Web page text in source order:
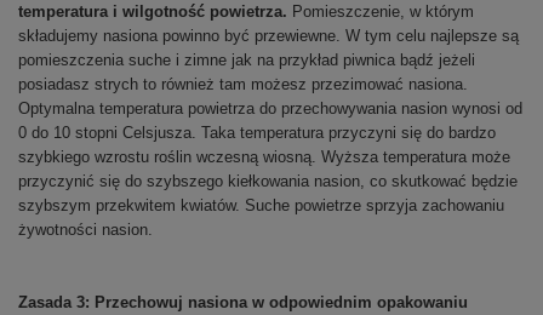
temperatura i wilgotność powietrza. Pomieszczenie, w którym
składujemy nasiona powinno być przewiewne. W tym celu najlepsze są
pomieszczenia suche i zimne jak na przykład piwnica bądź jeżeli
posiadasz strych to również tam możesz przezimować nasiona.
Optymalna temperatura powietrza do przechowywania nasion wynosi od
0 do 10 stopni Celsjusza. Taka temperatura przyczyni się do bardzo
szybkiego wzrostu roślin wczesną wiosną. Wyższa temperatura może
przyczynić się do szybszego kiełkowania nasion, co skutkować będzie
szybszym przekwitem kwiatów. Suche powietrze sprzyja zachowaniu
żywotności nasion.
Zasada 3: Przechowuj nasiona w odpowiednim opakowaniu